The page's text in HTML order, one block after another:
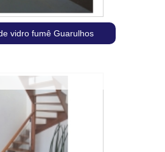
vidro fumê Guarulhos